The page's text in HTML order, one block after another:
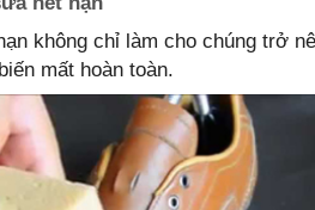
không chỉ làm cho chúng trở
mất hoàn toàn.